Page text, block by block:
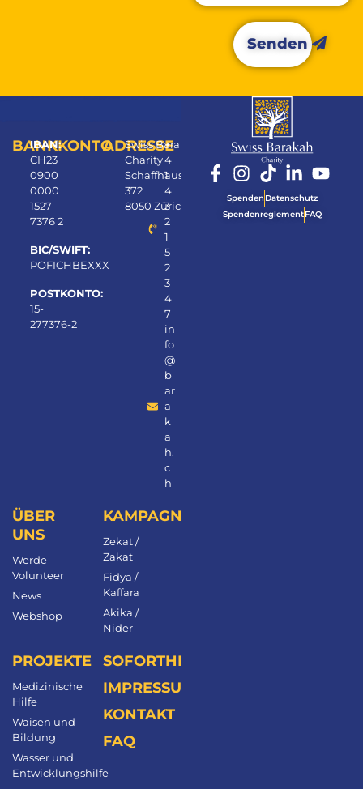
Senden
Alternative:
BANKKONTO
IBAN:
CH23
0900
0000
1527
7376 2
BIC/SWIFT:
POFICHBEXXX
POSTKONTO:
15-
277376-2
ADRESSE
Swiss Barakah
Charity
Schaffhauserstrasse
372
8050 Zürich
+
4
1
4
3
2
1
5
2
3
4
7
in
fo
@
b
ar
a
k
a
h.
c
h
ÜBER
UNS
Werde
Volunteer
News
Webshop
KAMPAGNEN
Zekat /
Zakat
Fidya /
Kaffara
Akika /
Nider
PROJEKTE
Medizinische
Hilfe
Waisen und
Bildung
Wasser und
Entwicklungshilfe
SOFORTHILFE
IMPRESSUM
KONTAKT
FAQ
Spenden Datenschutz
SpendenreglementFAQ